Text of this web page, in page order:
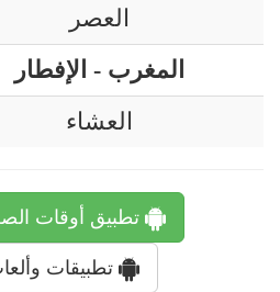
العصر
المغرب - الإفطار
العشاء
تطبيق أوقات
تطبيقات